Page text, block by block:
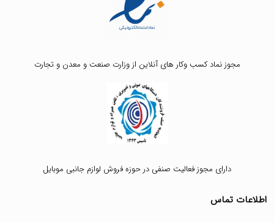
مجوز نماد کسب وکار های آنلاین از وزارت صنعت و معدن و تجارت
دارای مجوز فعالیت صنفی در حوزه فروش لوازم جانبی موبایل
اطلاعات تماس